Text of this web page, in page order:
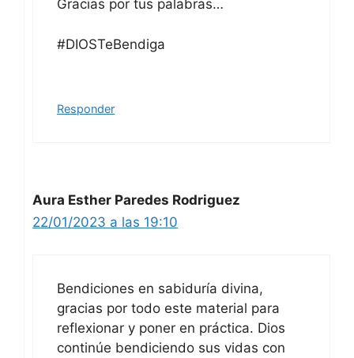
Gracias por tus palabras…
#DIOSTeBendiga
Responder
Aura Esther Paredes Rodriguez
22/01/2023 a las 19:10
Bendiciones en sabiduría divina,
gracias por todo este material para
reflexionar y poner en práctica. Dios
continúe bendiciendo sus vidas con